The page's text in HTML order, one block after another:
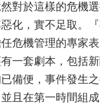
對於這樣的危機
化，實不足取。
危機管理的專家
一套劇本，包括
備便，事件發生
且在第一時間組